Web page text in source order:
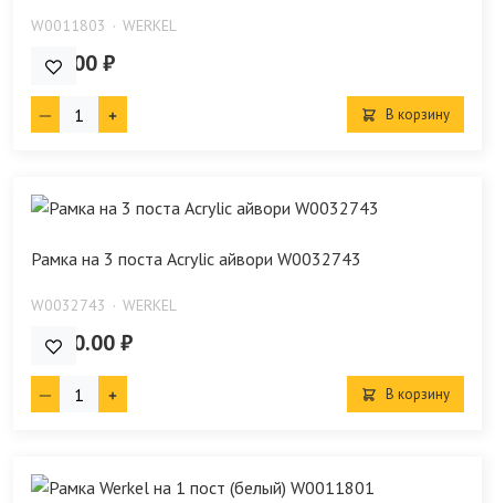
W0011803 WERKEL
125.00 ₽
В корзину
Рамка на 3 поста Acrylic айвори W0032743
W0032743 WERKEL
1 680.00 ₽
В корзину